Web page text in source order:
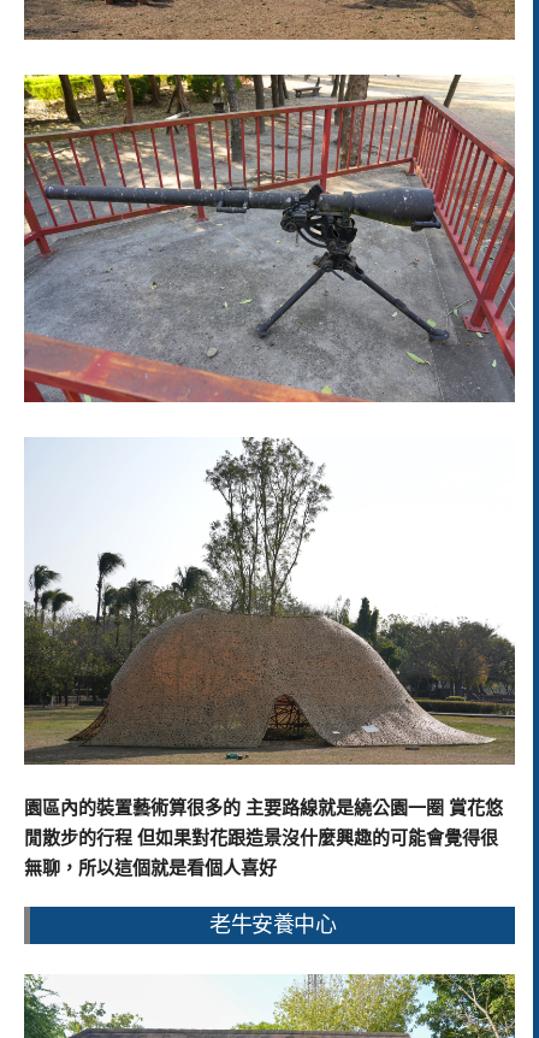
園區內的裝置藝術算很多的 主要路線就是繞公園一圈 賞花悠
閒散步的行程 但如果對花跟造景沒什麼興趣的可能會覺得很
無聊，所以這個就是看個人喜好
老牛安養中心